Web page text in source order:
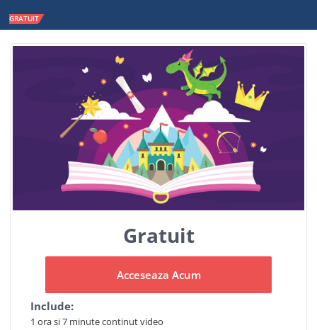
GRATUIT
Gratuit
Acceseaza Acum
Include:
1 ora si 7 minute continut video